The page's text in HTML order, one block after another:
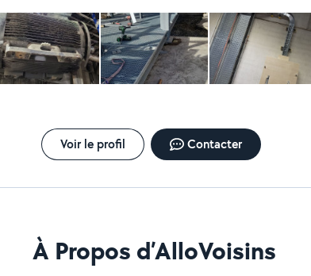
Voir le profil Contacter
À Propos d’AlloVoisins